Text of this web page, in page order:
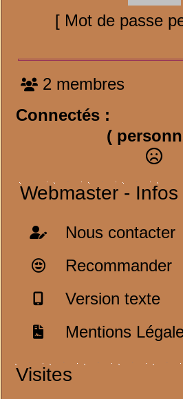
[ Mot de passe
2 membres
Connectés :
(
Webmaster - Infos
Nous contacter
Recommander
Version texte
Mentions
Visites